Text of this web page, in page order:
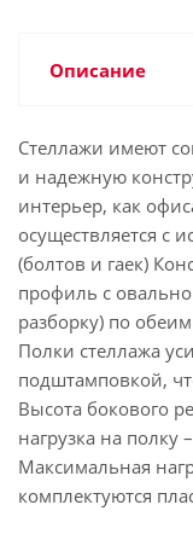
Описание
Стеллажи имеют
и надежную
интерьер, как
осуществляется с
(болтов и гаек)
профиль с
разборку) по
Полки стеллажа
подштамповкой,
Высота бокового
нагрузка на полку
Максимальная
комплектуются